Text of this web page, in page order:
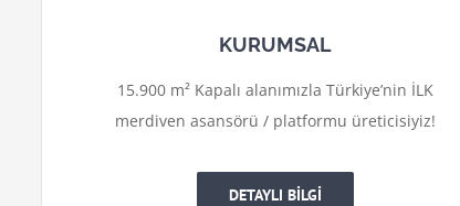
KURUMSAL
15.900 m² Kapalı alanımızla Türkiye’nin İLK
merdiven asansörü / platformu üreticisiyiz!
DETAYLI BİLGİ